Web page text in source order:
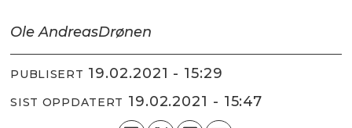
Ole AndreasDrønen
PUBLISERT 19.02.2021 - 15:29
SIST OPPDATERT 19.02.2021 - 15:47